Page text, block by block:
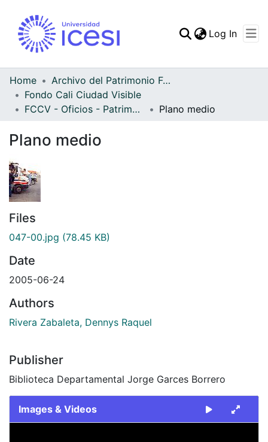
Log In
Home
Archivo del Patrimonio Fotográfico y Fílmico del Valle del Cauca
Fondo Cali Ciudad Visible
FCCV - Oficios - Patrimonial
Plano medio
Plano medio
Files
047-00.jpg (78.45 KB)
Date
2005-06-24
Authors
Rivera Zabaleta, Dennys Raquel
Publisher
Biblioteca Departamental Jorge Garces Borrero
Images & Videos